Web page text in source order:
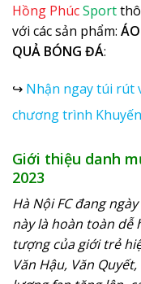
Hồng PhúcSport
với các sản phẩm:
QUẢ BÓNG ĐÁ:
↪ Nhận ngay túi rút
chương trình
Giới thiệu danh
2023
Hà Nội FC đang
này là hoàn toàn
tượng của giới trẻ
Văn Hậu, Văn